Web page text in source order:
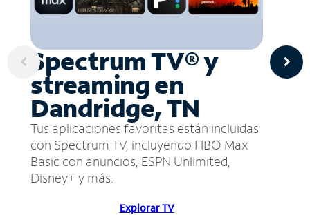
Spectrum TV® y
streaming en
Dandridge, TN
Tus aplicaciones favoritas están incluidas
con Spectrum TV, incluyendo HBO Max
Basic con anuncios, ESPN Unlimited,
Disney+ y más.
Explorar TV